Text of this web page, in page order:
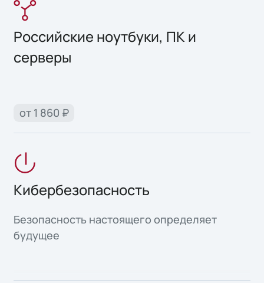
Российские ноутбуки, ПК и
серверы
от 1 860 ₽
Кибербезопасность
Безопасность настоящего определяет
будущее